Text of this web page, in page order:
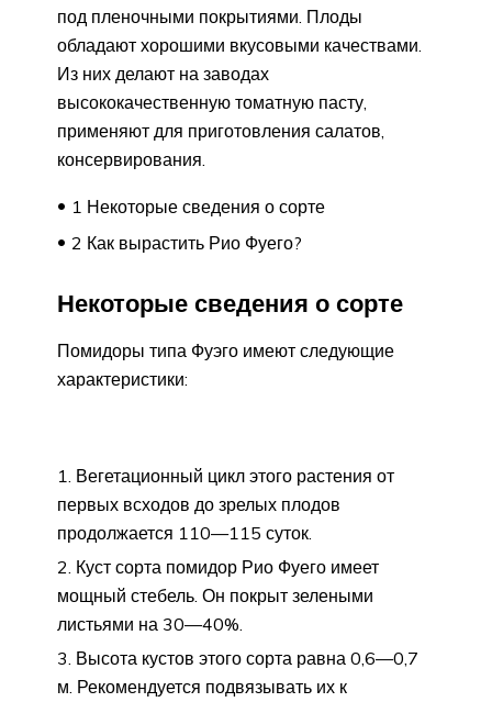
под пленочными покрытиями. Плоды
обладают хорошими вкусовыми качествами.
Из них делают на заводах
высококачественную томатную пасту,
применяют для приготовления салатов,
консервирования.
1 Некоторые сведения о сорте
2 Как вырастить Рио Фуего?
Некоторые сведения о сорте
Помидоры типа Фуэго имеют следующие
характеристики:
Вегетационный цикл этого растения от
первых всходов до зрелых плодов
продолжается 110—115 суток.
Куст сорта помидор Рио Фуего имеет
мощный стебель. Он покрыт зелеными
листьями на 30—40%.
Высота кустов этого сорта равна 0,6—0,7
м. Рекомендуется подвязывать их к